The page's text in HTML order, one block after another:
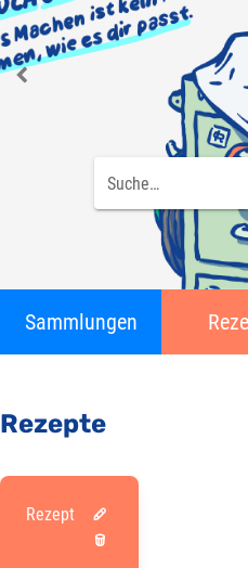

Suche…
Sammlungen
Rezepte
Rezept